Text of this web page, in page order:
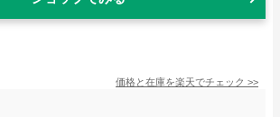
価格と在庫を楽天でチェック >>